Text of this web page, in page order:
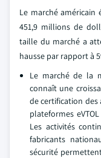
Le marché
451,9 millions de
taille du marché a
hausse par rapport à
Le marché de la
connaît une
de certification des
plateformes
Les activités
fabricants
sécurité